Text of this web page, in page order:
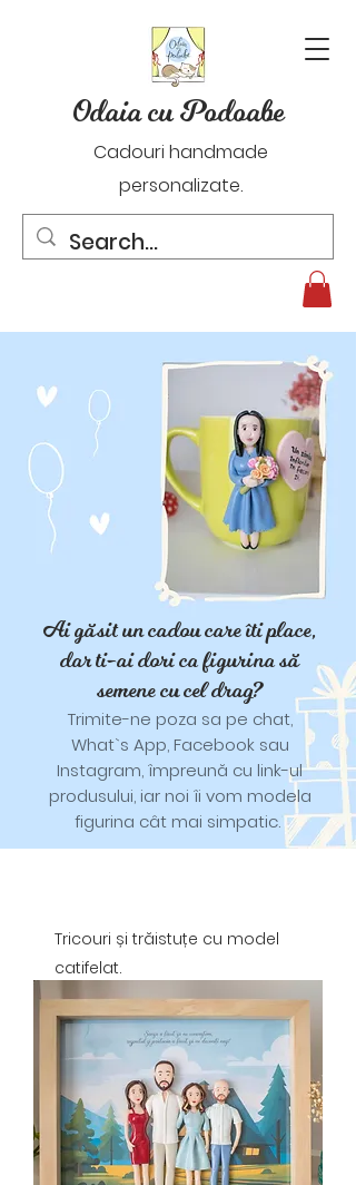
Odaia cu Podoabe
Cadouri handmade
personalizate.
Ai găsit un cadou care îti place,
dar ti-ai dori ca figurina să
semene cu cel drag?
Tricouri și trăistuțe cu model
catifelat.
Designuri pentru
stările de zi cu zi.
Trimite-ne poza sa pe chat,
What`s App, Facebook sau
Instagram, împreună cu link-ul
produsului, iar noi îi vom modela
figurina cât mai simpatic.